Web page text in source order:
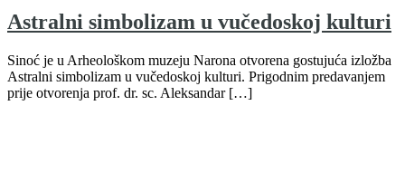
Astralni simbolizam u vučedoskoj kulturi
Sinoć je u Arheološkom muzeju Narona otvorena gostujuća izložba
Astralni simbolizam u vučedoskoj kulturi. Prigodnim predavanjem
prije otvorenja prof. dr. sc. Aleksandar […]